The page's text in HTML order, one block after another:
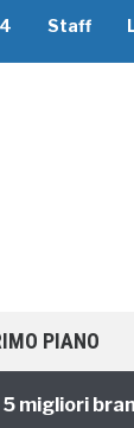
Staff
PIANO
brand